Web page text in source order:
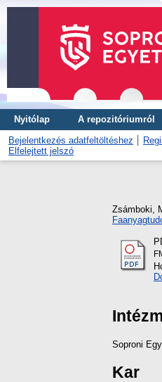
Nyitólap A repozitóriumról
Bejelentkezés adatfeltöltéshez
Elfelejtett jelszó
Zsámboki,
Soproni
Kar